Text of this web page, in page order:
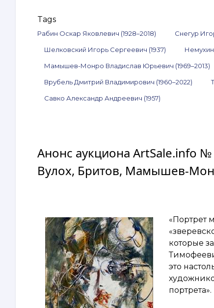
Tags
Рабин Оскар Яковлевич (1928–2018) Снегур
Шелковский Игорь Сергеевич (1937) Немухин
Мамышев-Монро Владислав Юрьевич (1969–2013)
Врубель Дмитрий Владимирович (1960–2022)
Савко Александр Андреевич (1957)
Анонс аукциона ArtSale.info
Вулох, Бритов, Мамышев-
«Портрет
которые
это
портрета».